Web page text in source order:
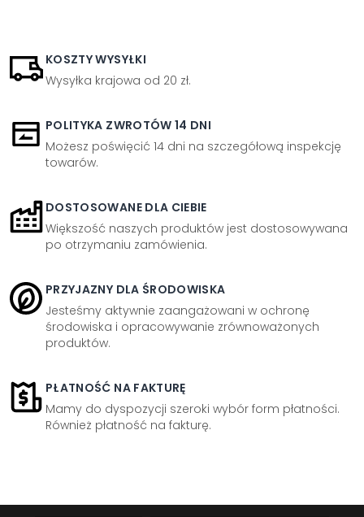
KOSZTY WYSYŁKI
Wysyłka krajowa od 20 zł.
POLITYKA ZWROTÓW 14 DNI
Możesz poświęcić 14 dni na szczegółową inspekcję
towarów.
DOSTOSOWANE DLA CIEBIE
Większość naszych produktów jest dostosowywana
po otrzymaniu zamówienia.
PRZYJAZNY DLA ŚRODOWISKA
Jesteśmy aktywnie zaangażowani w ochronę
środowiska i opracowywanie zrównoważonych
produktów.
PŁATNOŚĆ NA FAKTURĘ
Mamy do dyspozycji szeroki wybór form płatności.
Również płatność na fakturę.